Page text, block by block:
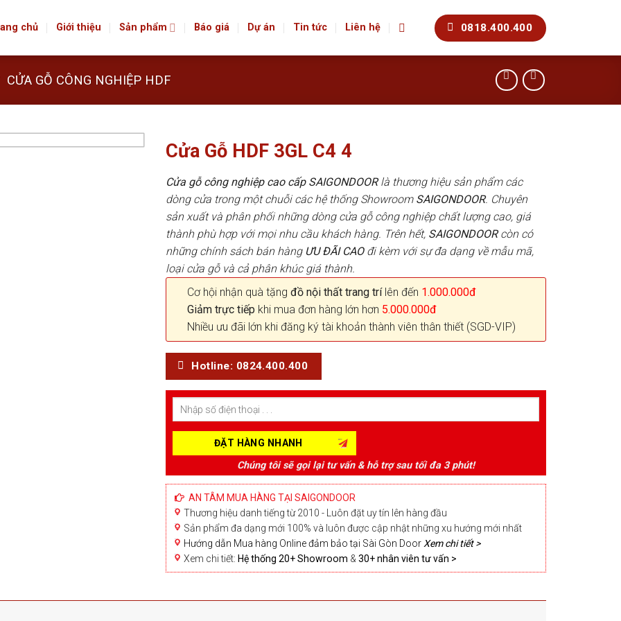
chủ Giới thiệu Sản phẩm Báo giá Dự án Tin tức Liên hệ 0818.400.400
CỬA GỖ CÔNG NGHIỆP HDF
Cửa Gỗ HDF 3GL C4 4
Cửa gỗ công nghiệp cao cấp SAIGONDOORlà thương hiệu sản phẩm các
dòng cửa trong một chuỗi các hệ thống Showroom SAIGONDOOR. Chuyên
sản xuất và phân phối những dòng cửa gỗ công nghiệp chất lượng cao, giá
thành phù hợp với mọi nhu cầu khách hàng. Trên hết, SAIGONDOORcòn có
những chính sách bán hàng ƯU ĐÃI CAO đi kèm với sự đa dạng về mẫu mã,
loại cửa gỗ và cả phân khúc giá thành.
Cơ hội nhận quà tặng đồ nội thất trang trílên đến 1.000.000đ
Giảm trực tiếp khi mua đơn hàng lớn hơn 5.000.000đ
Nhiều ưu đãi lớn khi đăng ký tài khoản thành viên thân thiết (SGD-VIP)
Hotline: 0824.400.400
Chúng tôi sẽ gọi lại tư vấn & hỗ trợ sau tối đa 3 phút!
AN TÂM MUA HÀNG TẠI SAIGONDOOR
Thương hiệu danh tiếng từ 2010 - Luôn đặt uy tín lên hàng đầu
Sản phẩm đa dạng mới 100% và luôn được cập nhật những xu hướng mới nhất
Hướng dẫn Mua hàng Online đảm bảo tại Sài Gòn Door Xem chi tiết >
Xem chi tiết: Hệ thống 20+ Showroom & 30+ nhân viên tư vấn >